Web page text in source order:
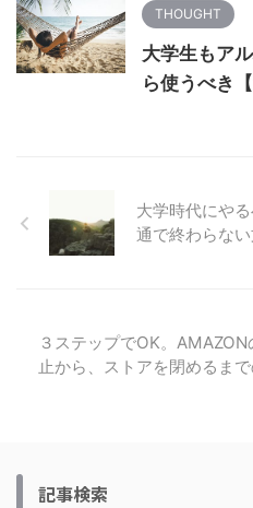
THOUGHT
大学生もア
ら使うべき
大学時代にや
通で終わらな
３ステップでOK。
止から、ストアを閉めるまで
記事検索